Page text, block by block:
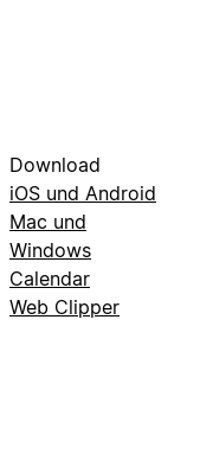
Download
iOS und Android
Mac und
Windows
Calendar
Web Clipper